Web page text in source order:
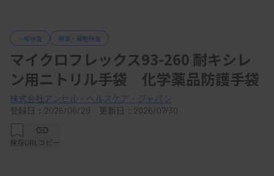
一般検査 病理・細胞検査
マイクロフレックス93-260 耐キシレ
ン用ニトリル手袋 化学薬品防護手袋
株式会社アンセル・ヘルスケア・ジャパン
登録日：2026/06/29 更新日：2026/07/30
保存URLコピー